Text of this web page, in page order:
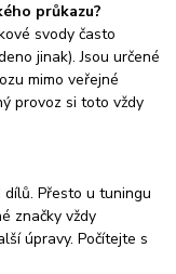
průkazu?
svody často
jinak). Jsou určené
mimo veřejné
provoz si toto vždy
Přesto u tuningu
značky vždy
úpravy. Počítejte s